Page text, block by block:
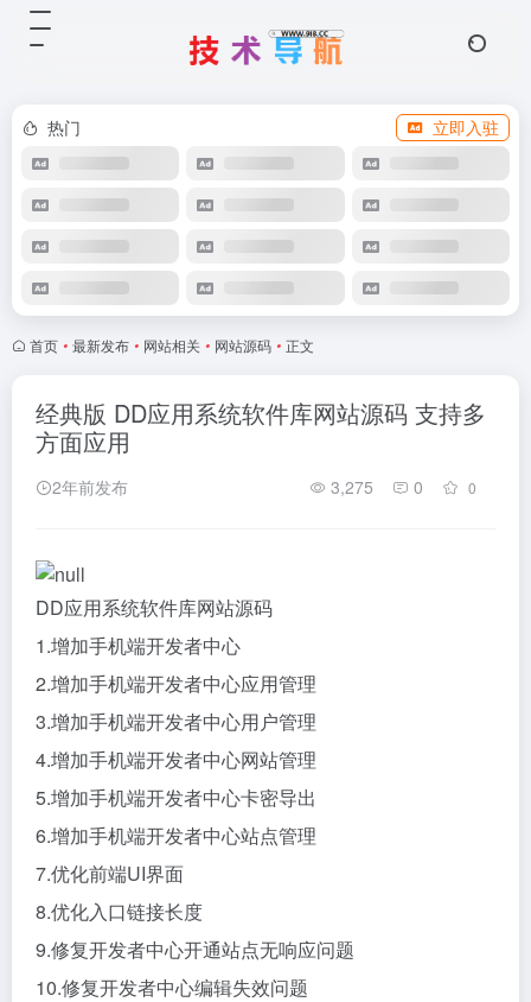
热门 立即入驻
首页 • 最新发布 • 网站相关 • 网站源码 • 正文
经典版 DD应用系统软件库网站源码 支持多
方面应用
2年前发布 3,275 0 0
DD应用系统软件库网站源码
1.增加手机端开发者中心
2.增加手机端开发者中心应用管理
3.增加手机端开发者中心用户管理
4.增加手机端开发者中心网站管理
5.增加手机端开发者中心卡密导出
6.增加手机端开发者中心站点管理
7.优化前端UI界面
8.优化入口链接长度
9.修复开发者中心开通站点无响应问题
10.修复开发者中心编辑失效问题